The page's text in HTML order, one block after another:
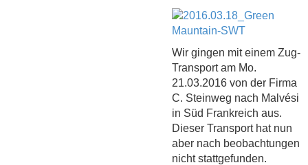
Wir gingen mit einem Zug-
Transport am Mo.
21.03.2016 von der Firma
C. Steinweg nach Malvési
in Süd Frankreich aus.
Dieser Transport hat nun
aber nach beobachtungen
nicht stattgefunden.